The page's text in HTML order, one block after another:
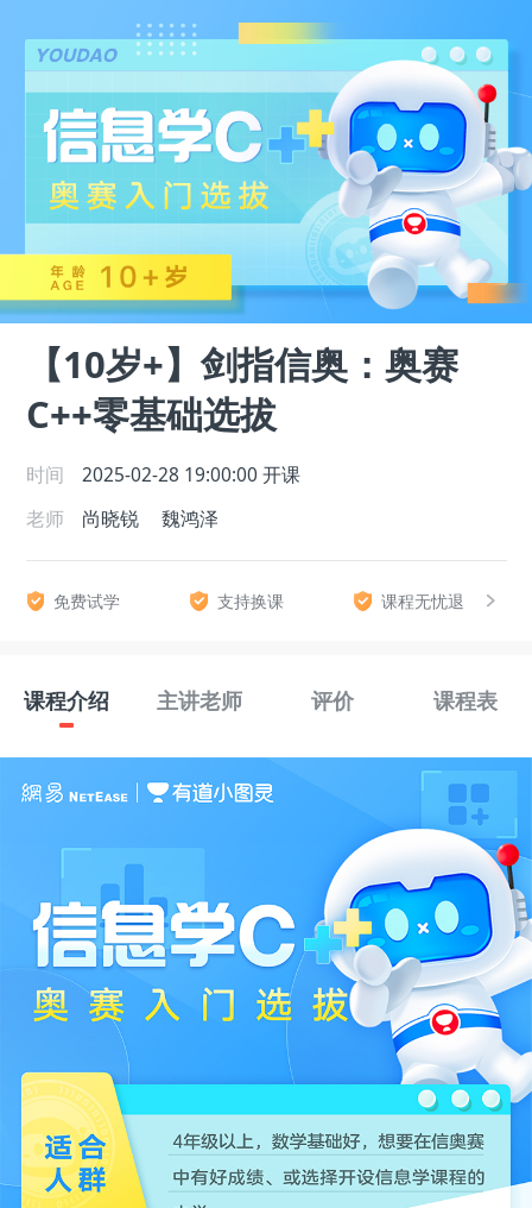
【10岁+】剑指信奥：奥赛
C++零基础选拔
时间 2025-02-28 19:00:00 开课
老师
尚晓锐 魏鸿泽
免费试学 支持换课 课程无忧退
课程介绍 主讲老师 评价 课程表